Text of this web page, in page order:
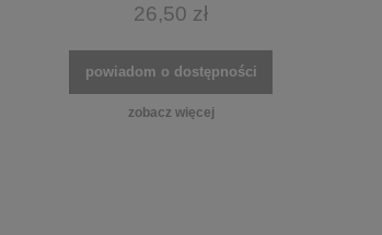
26,50 zł
powiadom o dostępności
zobacz więcej